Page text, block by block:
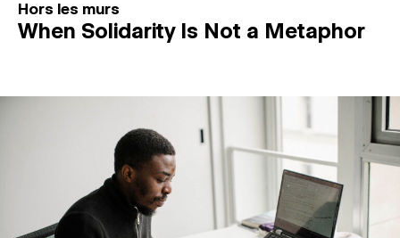
Hors les murs
When Solidarity Is Not a Metaphor